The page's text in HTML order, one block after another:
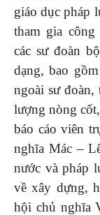
giáo dục pháp
tham gia
các sư đoàn
dạng, bao
ngoài sư
lượng nòng
báo cáo viên
nghĩa Mác –
nước và pháp
về xây dựng,
hội chủ nghĩa